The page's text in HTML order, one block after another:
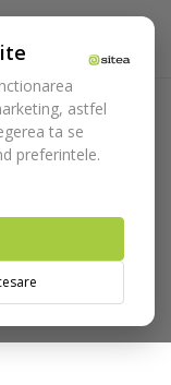
astfel
ta se
preferintele.
si
scos coroane cod
website-ul